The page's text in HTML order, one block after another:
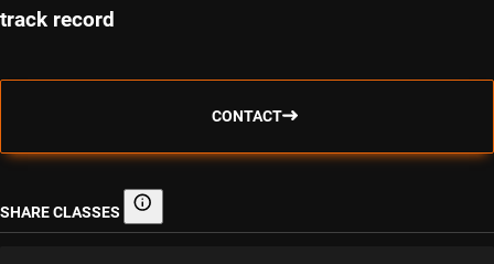
track record
CONTACT
SHARE CLASSES Share classes